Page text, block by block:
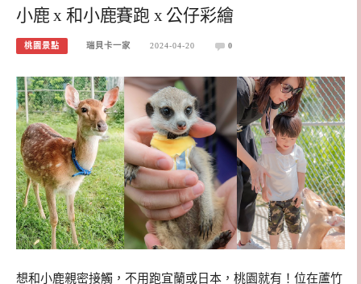
小鹿 x 和小鹿賽跑 x 公仔彩繪
桃園景點 瑞貝卡一家 2024-04-20 0
想和小鹿親密接觸，不用跑宜蘭或日本，桃園就有！位在蘆竹